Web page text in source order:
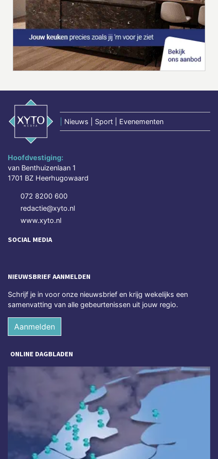
Nieuws | Sport | Evenementen
Hoofdvestiging:
van Benthuizenlaan 1
1701 BZ Heerhugowaard
072 8200 600
redactie@xyto.nl
www.xyto.nl
SOCIAL MEDIA
NIEUWSBRIEF AANMELDEN
Schrijf je in voor onze nieuwsbrief en krijg wekelijks een
samenvatting van alle gebeurtenissen uit jouw regio.
Aanmelden
ONLINE DAGBLADEN